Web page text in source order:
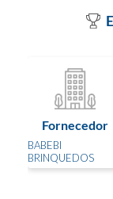
Fornecedor
BABEBI
BRINQUEDOS